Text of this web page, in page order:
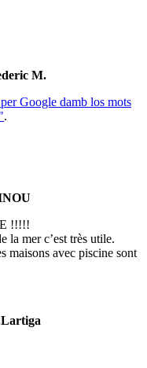
M.
Google damb los mots
.
!!!!!
la mer c’est très utile.
maisons avec piscine sont